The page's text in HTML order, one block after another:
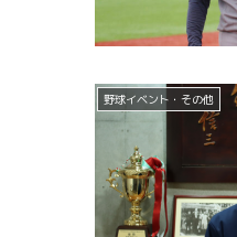
野球イベント・その他